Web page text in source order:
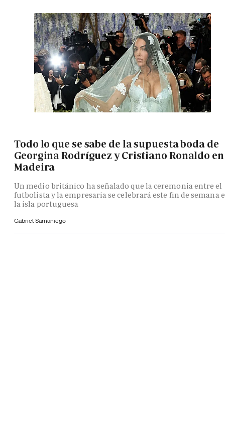
Todo lo que se sabe de la supuesta boda de
Georgina Rodríguez y Cristiano Ronaldo en
Madeira
Un medio británico ha señalado que la ceremonia entre el
futbolista y la empresaria se celebrará este fin de semana
la isla portuguesa
Gabriel Samaniego